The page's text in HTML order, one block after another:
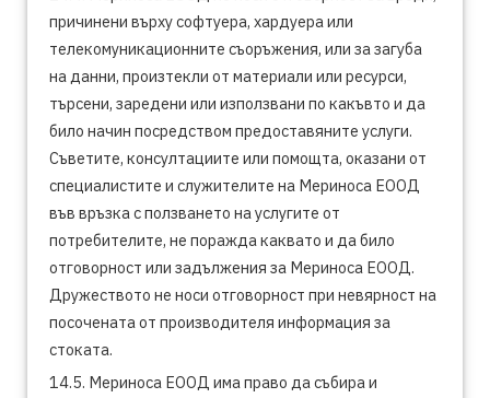
причинени върху софтуера, хардуера или
телекомуникационните съоръжения, или за загуба
на данни, произтекли от материали или ресурси,
търсени, заредени или използвани по какъвто и да
било начин посредством предоставяните услуги.
Съветите, консултациите или помощта, оказани от
специалистите и служителите на Мериноса ЕООД
във връзка с ползването на услугите от
потребителите, не поражда каквато и да било
отговорност или задължения за Мериноса ЕООД.
Дружеството не носи отговорност при невярност на
посочената от производителя информация за
стоката.
14.5. Мериноса ЕООД има право да събира и